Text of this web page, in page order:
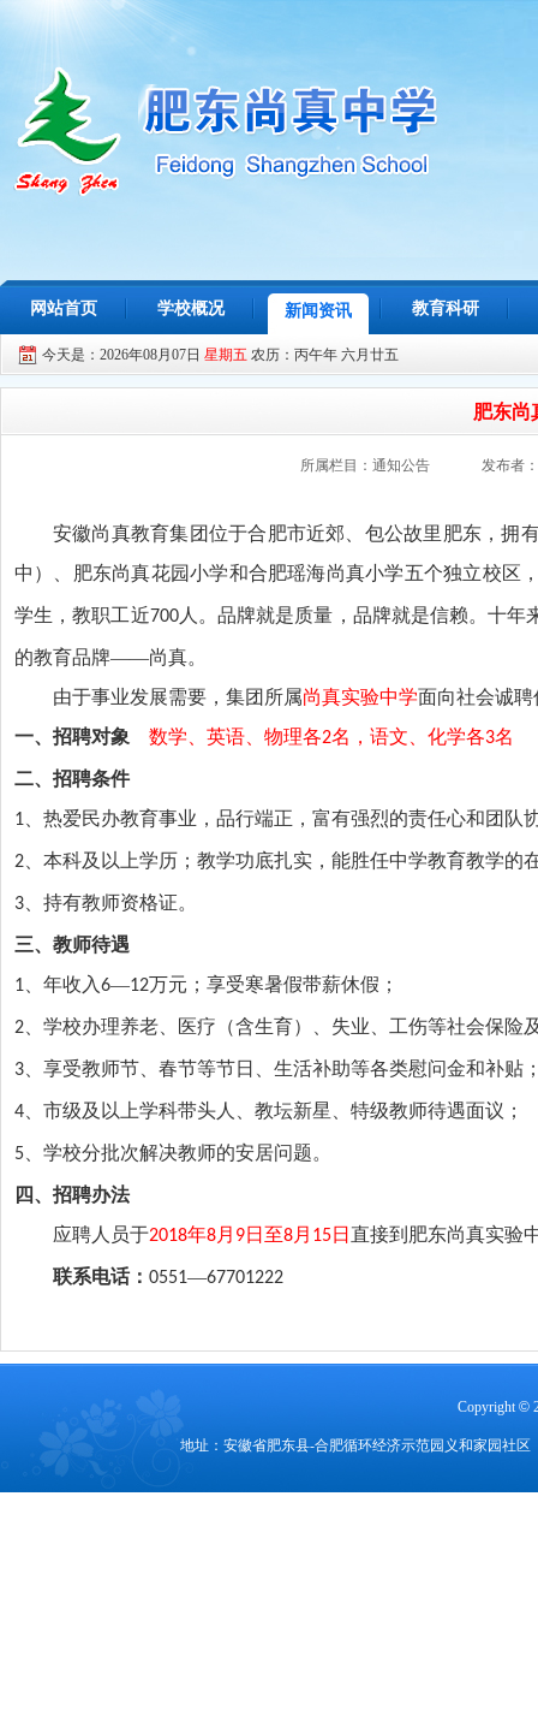
网站首页 学校概况 新闻资讯 教育科研
今天是：2026年08月07日 星期五 农历：丙午年 六月廿五
肥东尚
所属栏目：通知公告 发布者
安徽尚真教育集团位于合肥市近郊、包公故里肥东，拥
中）、肥东尚真花园小学和合肥瑶海尚真小学五个独立校区
学生，教职工近700人。品牌就是质量，品牌就是信赖。十
的教育品牌——尚真。
由于事业发展需要，集团所属尚真实验中学面向社会诚
一、招聘对象
数学、英语、物理各2名，语文、化学各3名
二、招聘条件
1 、热爱民办教育事业，品行端正，富有强烈的责任心和团队
2 、本科及以上学历；教学功底扎实，能胜任中学教育教学的
3 、持有教师资格证。
三、教师待遇
1 、年收入6—12万元；享受寒暑假带薪休假；
2 、学校办理养老、医疗（含生育）、失业、工伤等社会保险
3 、享受教师节、春节等节日、生活补助等各类慰问金和补贴
4 、市级及以上学科带头人、教坛新星、特级教师待遇面议；
5 、学校分批次解决教师的安居问题。
四、招聘办法
应聘人员于2018年8月 9日至8月 15日 直接到肥东尚真实验
联系电话：0551—67701222
Copyright©
地址：安徽省肥东县-合肥循环经济示范园义和家园社